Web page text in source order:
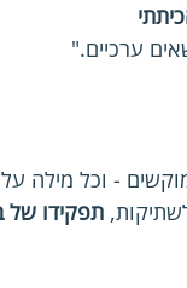
ערכיים."
- וכל מילה
תפקידו של